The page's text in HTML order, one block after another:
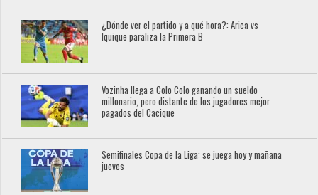
¿Dónde ver el partido y a qué hora?: Arica vs
Iquique paraliza la Primera B
Vozinha llega a Colo Colo ganando un sueldo
millonario, pero distante de los jugadores mejor
pagados del Cacique
Semifinales Copa de la Liga: se juega hoy y mañana
jueves